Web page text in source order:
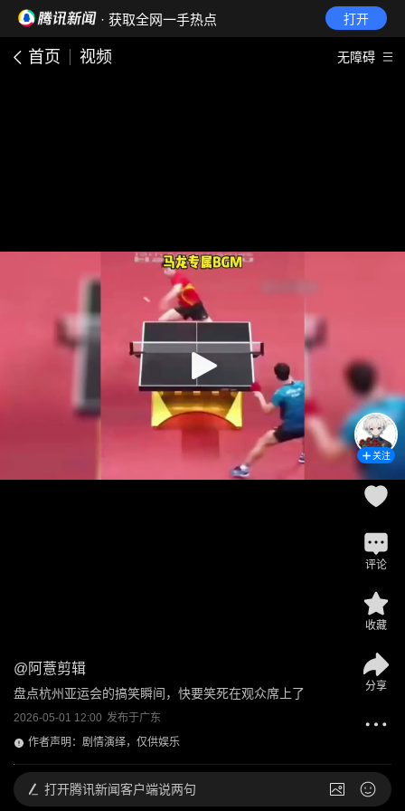
· 获取全网一手热点 打开
首页 视频 无障碍
@ 阿薏剪辑
盘点杭州亚运会的搞笑瞬间，快要笑死在观众席上了
2026-05-01 12:00 发布于广东
作者声明：剧情演绎，仅供娱乐
关注
评论
收藏
分享
打开腾讯新闻客户端说两句